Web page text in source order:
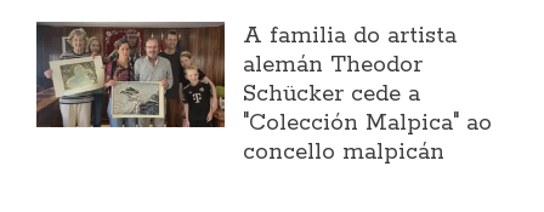
A familia do artista
alemán Theodor
Schücker cede a
"Colección Malpica" ao
concello malpicán